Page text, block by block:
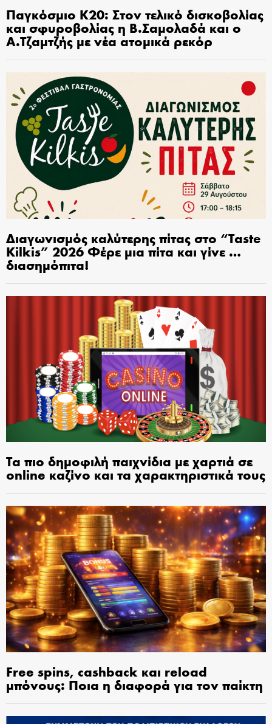
Παγκόσμιο Κ20: Στον τελικό δισκοβολίας
και σφυροβολίας η Β.Σαμολαδά και ο
Α.Τζαμτζής με νέα ατομικά ρεκόρ
Διαγωνισμός καλύτερης πίτας στο “Taste
Kilkis” 2026 Φέρε μια πίτα και γίνε …
διασημόπιτα!
Τα πιο δημοφιλή παιχνίδια με χαρτιά σε
online καζίνο και τα χαρακτηριστικά τους
Free spins, cashback και reload
μπόνους: Ποια η διαφορά για τον παίκτη